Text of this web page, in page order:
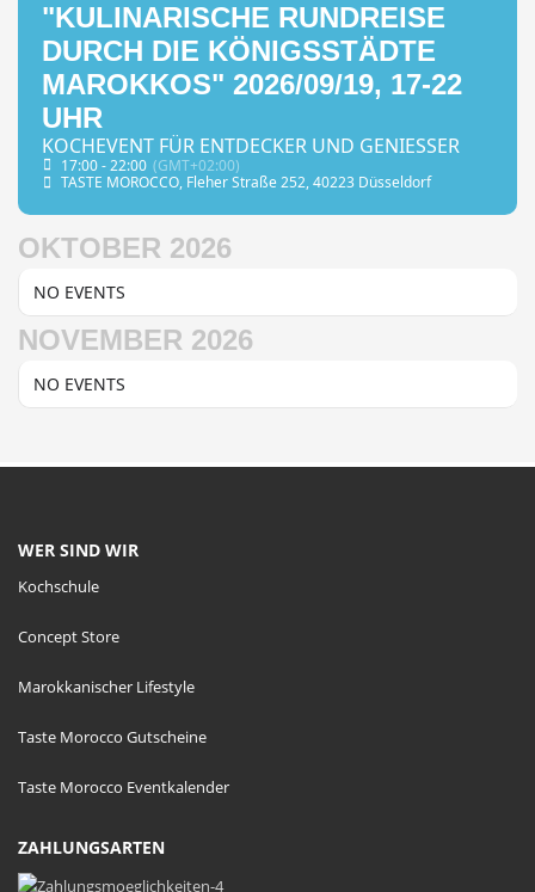
"KULINARISCHE RUNDREISE
DURCH DIE KÖNIGSSTÄDTE
MAROKKOS" 2026/09/19, 17-22
UHR
KOCHEVENT FÜR ENTDECKER UND GENIESSER
17:00 - 22:00 (GMT+02:00)
TASTE MOROCCO, Fleher Straße 252, 40223 Düsseldorf
OKTOBER 2026
NO EVENTS
NOVEMBER 2026
NO EVENTS
WER SIND WIR
Kochschule
Concept Store
Marokkanischer Lifestyle
Taste Morocco Gutscheine
Taste Morocco Eventkalender
ZAHLUNGSARTEN